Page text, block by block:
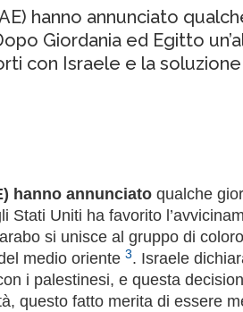
hanno annunciato
Giordania ed Egitto
con Israele e la
hanno annunciato qualche
Stati Uniti ha favorito
si unisce al gruppo di
medio oriente 3. Israele
i palestinesi, e questa
questo fatto merita di essere